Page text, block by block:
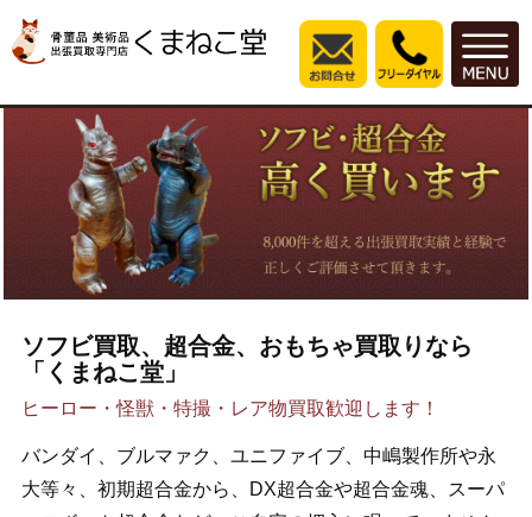
ソフビ買取、超合金、おもちゃ買取りなら
「くまねこ堂」
ヒーロー・怪獣・特撮・レア物買取歓迎します！
バンダイ、ブルマァク、ユニファイブ、中嶋製作所や永
大等々、初期超合金から、DX超合金や超合金魂、スーパ